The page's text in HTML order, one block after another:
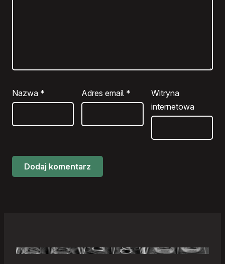
Nazwa * Adres email *
Witryna
internetowa